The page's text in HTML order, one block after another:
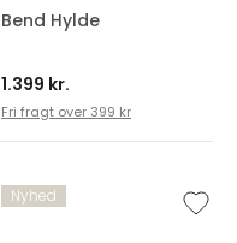
Bend Hylde
1.399 kr.
Fri fragt over 399 kr
Nyhed